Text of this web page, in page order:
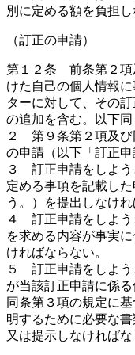
別に定める額を負担し
（訂正の申請）
第１２条 前条第２項
けた自己の個人情報
ターに対して、その
の追加を含む。以下同
２ 第９条第２項及び
の申請（以下「訂正
３ 訂正申請をしよう
定める事項を記載し
う。）を提出しなけれ
４ 訂正申請をしよう
を求める内容が事実
ければならない。
５ 訂正申請をしよう
が当該訂正申請に係
同条第３項の規定に
明するために必要な
又は提示しなければな